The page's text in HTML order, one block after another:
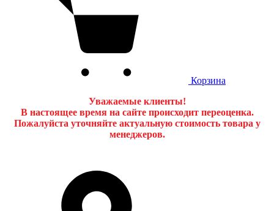
Корзина
Уважаемые клиенты!
В настоящее время на сайте происходит переоценка.
Пожалуйста уточняйте актуальную стоимость товара у
менеджеров.